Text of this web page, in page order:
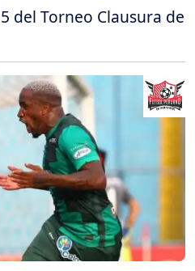
del Torneo Clausura de